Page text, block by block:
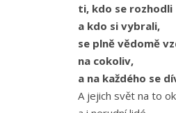
ti, kdo se rozhodli
a kdo si vybrali,
se plně vědomě
na cokoliv,
a na každého se
A jejich svět na to